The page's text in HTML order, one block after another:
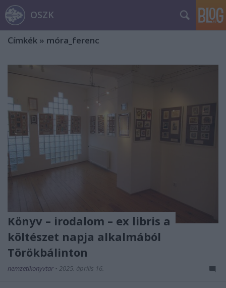
OSZK
Címkék » móra_ferenc
Könyv – irodalom – ex libris a
költészet napja alkalmából
Törökbálinton
nemzetikonyvtar • 2025. április 16.